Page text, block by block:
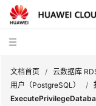
文档首页 / 云数据库
用户（PostgreSQL）
/